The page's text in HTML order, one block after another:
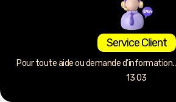
Service Client
Pour toute aide ou demande d’information.
13 03